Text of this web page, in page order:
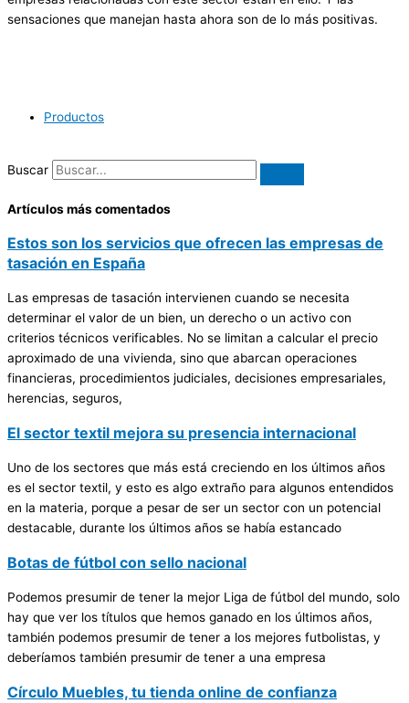
sensaciones que manejan hasta ahora son de lo más positivas.
Productos
Buscar
Artículos más comentados
Estos son los servicios que ofrecen las empresas de
tasación en España
Las empresas de tasación intervienen cuando se necesita
determinar el valor de un bien, un derecho o un activo con
criterios técnicos verificables. No se limitan a calcular el precio
aproximado de una vivienda, sino que abarcan operaciones
financieras, procedimientos judiciales, decisiones empresariales,
herencias, seguros,
El sector textil mejora su presencia internacional
Uno de los sectores que más está creciendo en los últimos años
es el sector textil, y esto es algo extraño para algunos entendidos
en la materia, porque a pesar de ser un sector con un potencial
destacable, durante los últimos años se había estancado
Botas de fútbol con sello nacional
Podemos presumir de tener la mejor Liga de fútbol del mundo, solo
hay que ver los títulos que hemos ganado en los últimos años,
también podemos presumir de tener a los mejores futbolistas, y
deberíamos también presumir de tener a una empresa
Círculo Muebles, tu tienda online de confianza